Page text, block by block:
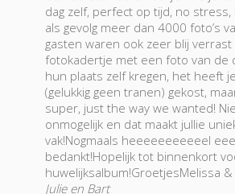
dag zelf, perfect op tijd, no stress,
als gevolg meer dan 4000 foto’s
gasten waren ook zeer blij verrast
fotokadertje met een foto van de
hun plaats zelf kregen, het heeft
(gelukkig geen tranen) gekost,
super, just the way we wanted!
onmogelijk en dat maakt jullie
vak!Nogmaals heeeeeeeeeeel
bedankt!Hopelijk tot binnenkort
huwelijksalbum!GroetjesMelissa
Julie en Bart